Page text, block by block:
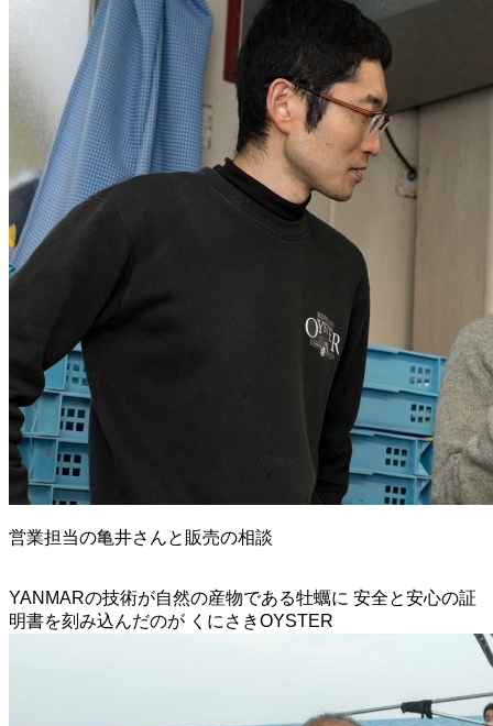
営業担当の亀井さんと販売の相談
YANMARの技術が自然の産物である牡蠣に 安全と安心の証
明書を刻み込んだのが くにさきOYSTER